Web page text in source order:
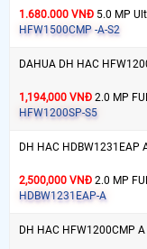
1.680.000 VNĐ 5.0 MP
HFW1500CMP -A-S2
DAHUA DH HAC
1,194,000 VNĐ 2.0 MP
HFW1200SP-S5
DH HAC HDBW1231EAP
2,500,000 VNĐ 2.0 MP
HDBW1231EAP-A
DH HAC HFW1200CMP